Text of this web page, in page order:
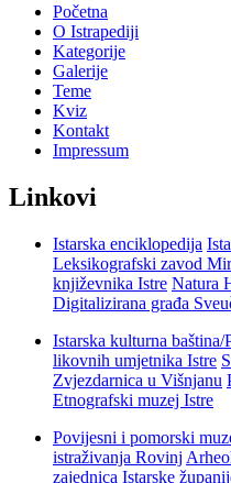
Početna
O Istrapediji
Kategorije
Galerije
Teme
Kviz
Kontakt
Impressum
Linkovi
Istarska enciklopedija
Leksikografski zavod
književnika Istre Natura
Digitalizirana građa
Istarska kulturna baština/
likovnih umjetnika Istre
Zvjezdarnica u Višnjanu
Etnografski muzej Istre
Povijesni i pomorski
istraživanja Rovinj
zajednica Istarske